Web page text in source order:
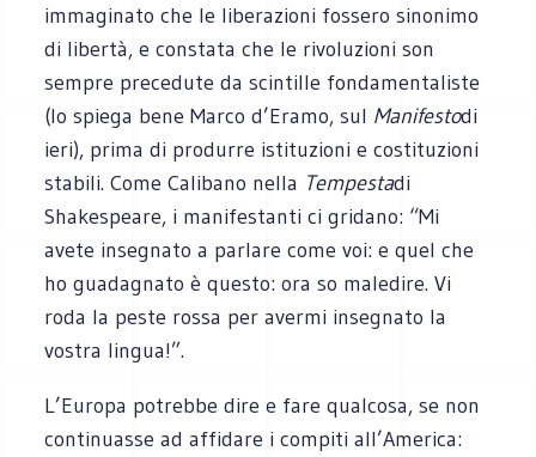
immaginato che le liberazioni fossero sinonimo
di libertà, e constata che le rivoluzioni son
sempre precedute da scintille fondamentaliste
(lo spiega bene Marco d’Eramo, sul Manifestodi
ieri), prima di produrre istituzioni e costituzioni
stabili. Come Calibano nella Tempestadi
Shakespeare, i manifestanti ci gridano: “Mi
avete insegnato a parlare come voi: e quel che
ho guadagnato è questo: ora so maledire. Vi
roda la peste rossa per avermi insegnato la
vostra lingua!”.
L’Europa potrebbe dire e fare qualcosa, se non
continuasse ad affidare i compiti all’America: